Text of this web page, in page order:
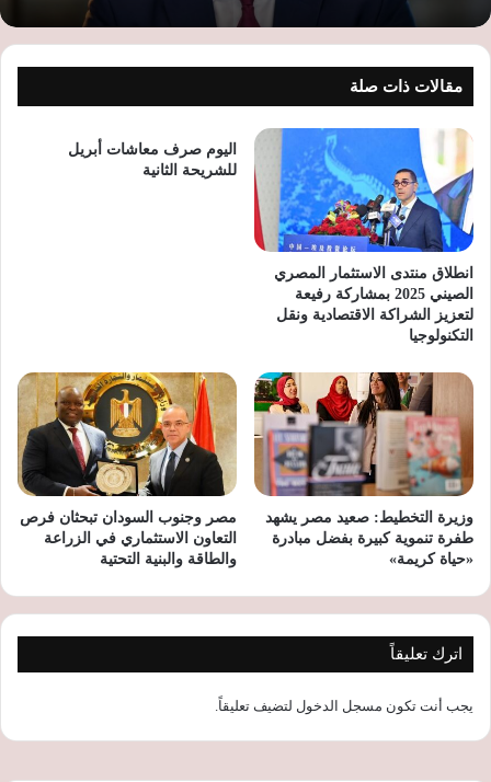
مقالات ذات صلة
انطلاق منتدى الاستثمار المصري
الصيني 2025 بمشاركة رفيعة
لتعزيز الشراكة الاقتصادية ونقل
التكنولوجيا
اليوم صرف معاشات أبريل
للشريحة الثانية
وزيرة التخطيط: صعيد مصر يشهد
طفرة تنموية كبيرة بفضل مبادرة
«حياة كريمة»
مصر وجنوب السودان تبحثان فرص
التعاون الاستثماري في الزراعة
والطاقة والبنية التحتية
اترك تعليقاً
يجب أنت تكون مسجل الدخول لتضيف تعليقاً.